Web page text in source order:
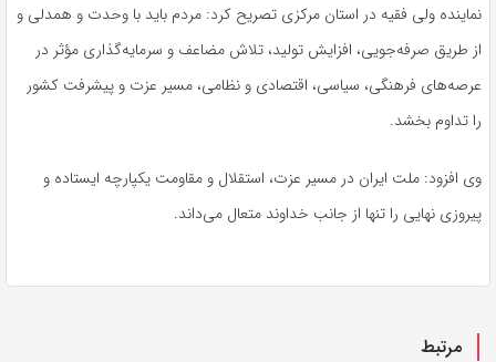
نماینده ولی فقیه در استان مرکزی تصریح کرد: مردم باید با وحدت و همدلی و
از طریق صرفه‌جویی، افزایش تولید، تلاش مضاعف و سرمایه‌گذاری مؤثر در
عرصه‌های فرهنگی، سیاسی، اقتصادی و نظامی، مسیر عزت و پیشرفت کشور
را تداوم بخشد.
وی افزود: ملت ایران در مسیر عزت، استقلال و مقاومت یکپارچه ایستاده و
پیروزی نهایی را تنها از جانب خداوند متعال می‌داند.
مرتبط